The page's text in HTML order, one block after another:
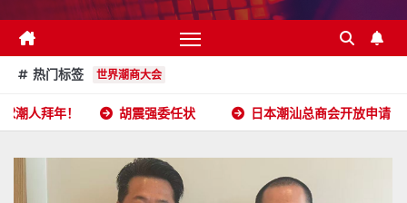
热门标签 世界潮商大会
胡震强委任状 日本潮汕总商会开放申请 2026年5月